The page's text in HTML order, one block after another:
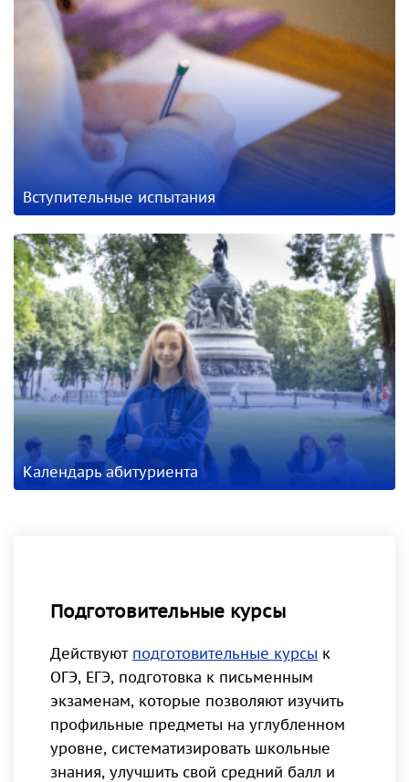
Вступительные испытания
Календарь абитуриента
Подготовительные курсы
Действуют подготовительные курсы к
ОГЭ, ЕГЭ, подготовка к письменным
экзаменам, которые позволяют изучить
профильные предметы на углубленном
уровне, систематизировать школьные
знания, улучшить свой средний балл и